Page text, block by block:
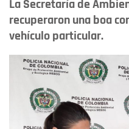
La Secretaría de
recuperaron una boa
vehículo particular.